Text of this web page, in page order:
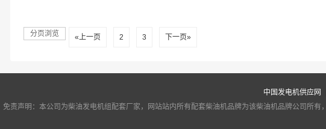
分页浏览 «上一页 2 3 下一页»
中国发电机供应网
免责声明：本公司为柴油发电机组配套厂家，网站站内所有配套柴油机品牌为该柴油机品牌公司所